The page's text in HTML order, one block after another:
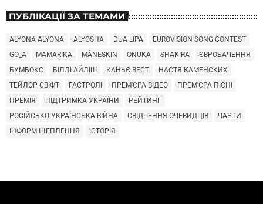
ПУБЛІКАЦІЇ ЗА ТЕМАМИ
ALYONA ALYONA ALYOSHA DUA LIPA
EUROVISION SONG CONTEST
GO_A
MAMARIKA MÅNESKIN ONUKA SHAKIRA
ЄВРОБАЧЕННЯ
БУМБОКС
БІЛЛІ АЙЛІШ КАНЬЄ ВЕСТ
НАСТЯ КАМЕНСКИХ
ТЕЙЛОР СВІФТ
ГАСТРОЛІ ПРЕМ'ЄРА ВІДЕО
ПРЕМ'ЄРА ПІСНІ
ПРЕМІЯ
ПІДТРИМКА УКРАЇНИ
РЕЙТИНГ
РОСІЙСЬКО-УКРАЇНСЬКА ВІЙНА
СВІДЧЕННЯ ОЧЕВИДЦІВ
ЧАРТИ
ІНФОРМ ЩЕПЛЕННЯ
ІСТОРІЯ